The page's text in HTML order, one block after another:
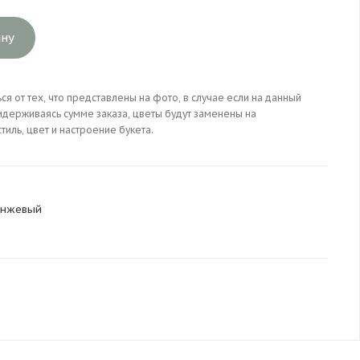
от тех, что представлены на фото, в случае если на данный
сумме заказа, цветы будут заменены на
цвет и настроение букета.